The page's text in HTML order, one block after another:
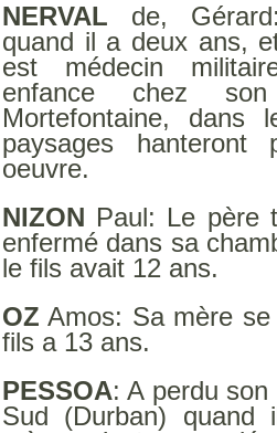
NERVAL de,
quand il a deux ans,
est médecin
enfance chez
Mortefontaine, dans
paysages
oeuvre.
NIZON Paul: Le père
enfermé dans sa
le fils avait 12 ans.
OZ Amos: Sa mère
fils a 13 ans.
PESSOA: A perdu
Sud (Durban)